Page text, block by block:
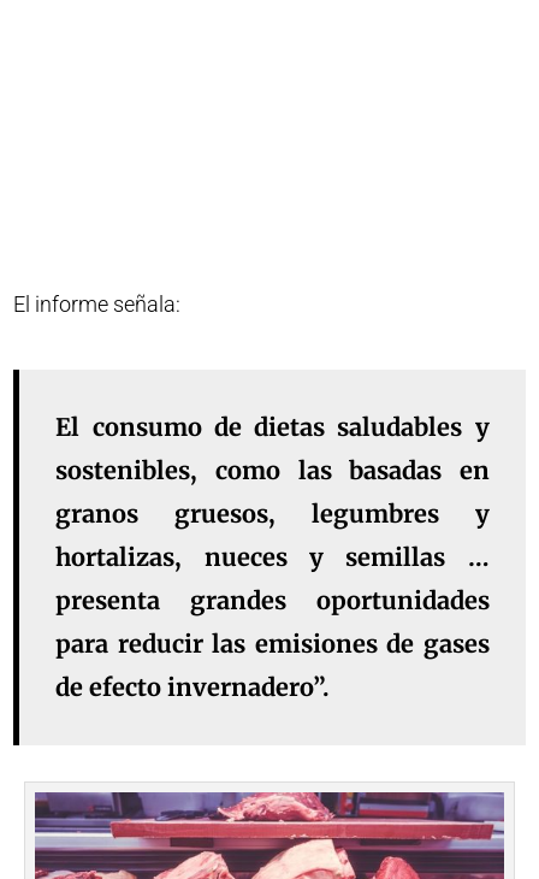
El informe señala:
El consumo de dietas saludables y
sostenibles, como las basadas en
granos gruesos, legumbres y
hortalizas, nueces y semillas …
presenta grandes oportunidades
para reducir las emisiones de gases
de efecto invernadero”.